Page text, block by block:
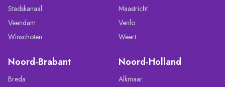
Stadskanaal
Veendam
Winschoten
Maastricht
Venlo
Weert
Noord-Brabant
Breda
Noord-Holland
Alkmaar